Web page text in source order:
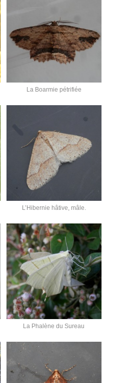
La Boarmie pétrifiée
L’Hibernie hâtive, mâle.
La Phalène du Sureau